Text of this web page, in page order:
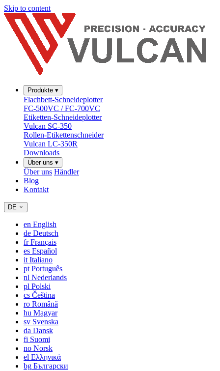
Skip to content
Produkte ▾
Flachbett-Schneideplotter
FC-500VC / FC-700VC
Etiketten-Schneideplotter
Vulcan SC-350
Rollen-Etikettenschneider
Vulcan LC-350R
Downloads
Über uns ▾
Über uns Händler
Blog
Kontakt
DE
en English
de Deutsch
frFrançais
es Español
it Italiano
pt Português
nl Nederlands
pl Polski
cs Čeština
ro Română
hu Magyar
sv Svenska
da Dansk
fi Suomi
no Norsk
el Ελληνικά
bg Български